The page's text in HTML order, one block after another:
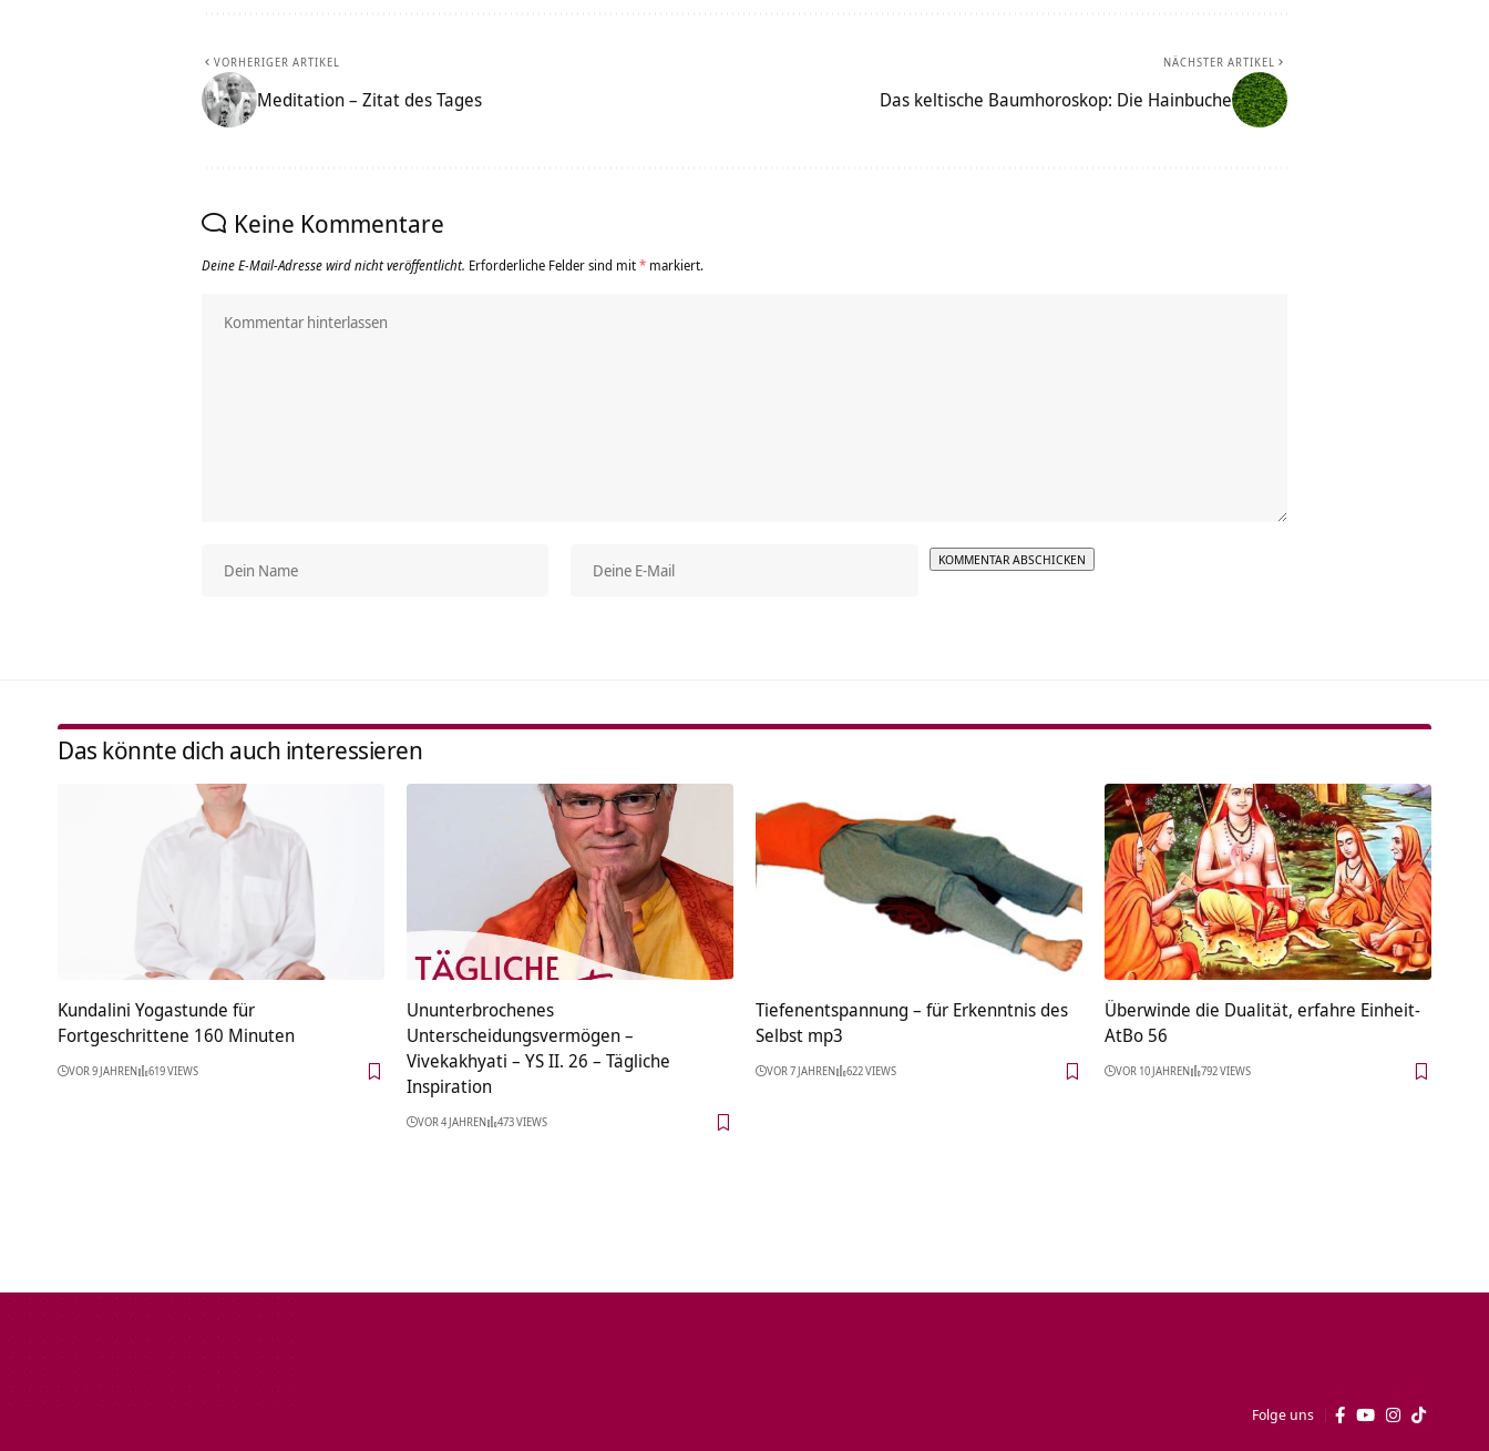
VORHERIGER ARTIKEL
Meditation – Zitat des Tages
NÄCHSTER ARTIKEL
Das keltische Baumhoroskop: Die Hainbuche
Keine Kommentare
Deine E-Mail-Adresse wird nicht veröffentlicht. Erforderliche Felder sind mit* markiert.
Das könnte dich auch interessieren
Kundalini Yogastunde für
Fortgeschrittene 160 Minuten
VOR 9 JAHREN 619 VIEWS
Ununterbrochenes
Unterscheidungsvermögen –
Vivekakhyati – YS II. 26 – Tägliche
Inspiration
VOR 4 JAHREN 473 VIEWS
Tiefenentspannung – für Erkenntnis des
Selbst mp3
VOR 7 JAHREN 622 VIEWS
Überwinde die Dualität, erfahre Einheit-
AtBo 56
VOR 10 JAHREN 792 VIEWS
Folge uns